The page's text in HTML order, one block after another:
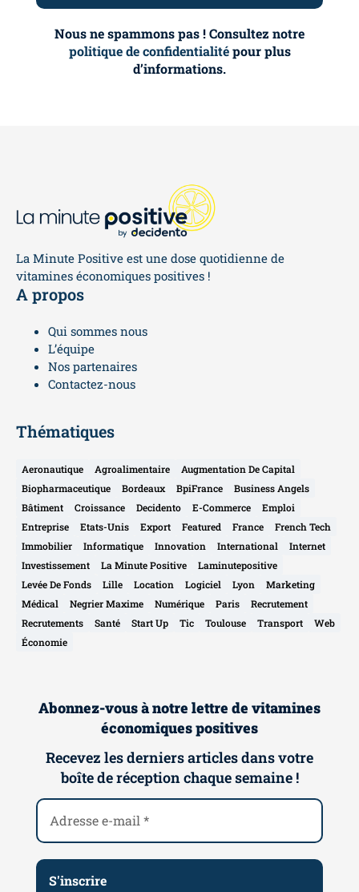
Nous ne spammons pas ! Consultez notre
politique de confidentialitépour plus
d’informations.
La Minute Positive est une dose quotidienne de
vitamines économiques positives !
A propos
Qui sommes nous
L’équipe
Nos partenaires
Contactez-nous
Thématiques
Aeronautique Agroalimentaire
Augmentation De Capital
Biopharmaceutique
Bordeaux BpiFrance
Business Angels
Bâtiment
Croissance Decidento E-Commerce
Emploi
Entreprise
Etats-Unis Export Featured France
French Tech
Immobilier
Informatique Innovation International
Internet
Investissement
La Minute Positive
Laminutepositive
Levée De Fonds
Lille Location Logiciel Lyon
Marketing
Médical
Negrier Maxime Numérique Paris
Recrutement
Recrutements
Santé Start Up Tic Toulouse Transport
Web
Économie
Abonnez-vous à notre lettre de vitamines
économiques positives
Recevez les derniers articles dans votre
boîte de réception chaque semaine !